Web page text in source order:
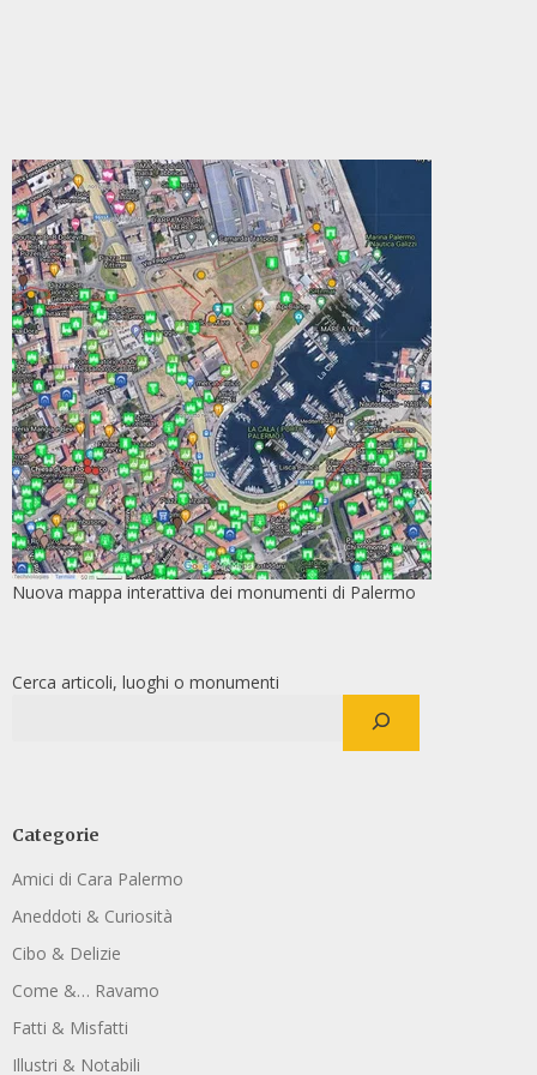
Nuova mappa interattiva dei monumenti di Palermo
Cerca articoli, luoghi o monumenti
Categorie
Amici di Cara Palermo
Aneddoti & Curiosità
Cibo & Delizie
Come &… Ravamo
Fatti & Misfatti
Illustri & Notabili